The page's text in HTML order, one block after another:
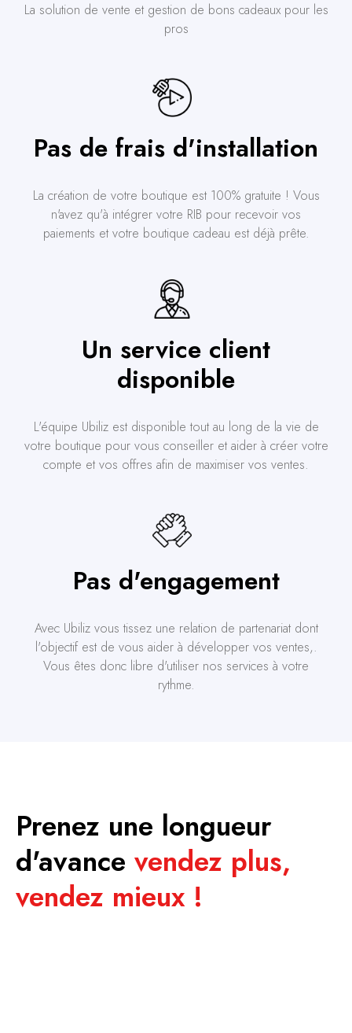
La solution de vente et gestion de bons cadeaux pour les
pros
Pas de frais d'installation
La création de votre boutique est 100% gratuite ! Vous
n'avez qu'à intégrer votre RIB pour recevoir vos
paiements et votre boutique cadeau est déjà prête.
Un service client
disponible
L'équipe Ubiliz est disponible tout au long de la vie de
votre boutique pour vous conseiller et aider à créer votre
compte et vos offres afin de maximiser vos ventes.
Pas d'engagement
Avec Ubiliz vous tissez une relation de partenariat dont
l'objectif est de vous aider à développer vos ventes,.
Vous êtes donc libre d'utiliser nos services à votre
rythme.
Prenez une longueur
d'avance vendez plus,
vendez mieux !